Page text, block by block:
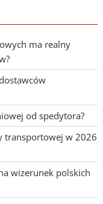
ma realny
od spedytora?
transportowej w 2026
wizerunek polskich